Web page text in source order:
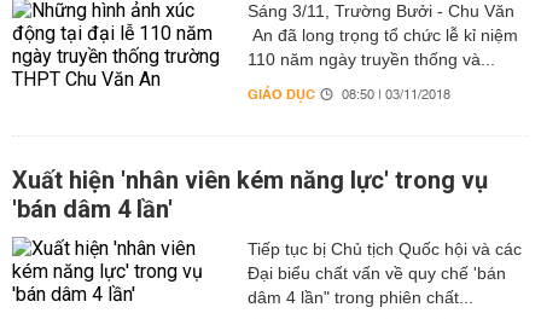
Sáng 3/11, Trường Bưởi - Chu Văn
An đã long trọng tổ chức lễ kỉ niệm
110 năm ngày truyền thống và...
GIÁO DỤC 08:50 | 03/11/2018
Xuất hiện 'nhân viên kém năng lực' trong vụ
'bán dâm 4 lần'
Tiếp tục bị Chủ tịch Quốc hội và các
Đại biểu chất vấn về quy chế 'bán
dâm 4 lần" trong phiên chất...